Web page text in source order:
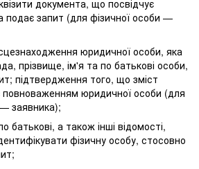
документа, що посвідчує
подає запит (для фізичної особи —
юридичної особи, яка
прізвище, ім'я та по батькові особи,
підтвердження того, що зміст
повноваженням юридичної особи (для
заявника);
батькові, а також інші відомості,
фізичну особу, стосовно